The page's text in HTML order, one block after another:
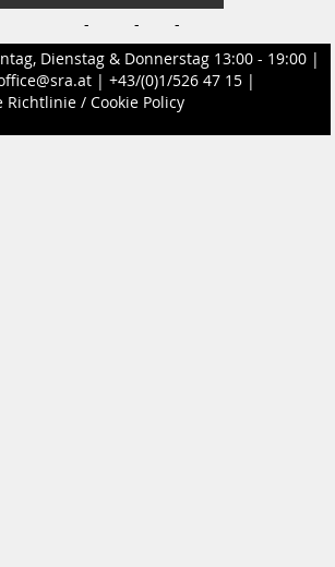
- -
-
Dienstag & Donnerstag 13:00 - 19:00 |
| +43/(0)1/526 47 15 |
Richtlinie / Cookie Policy